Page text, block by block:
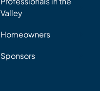
Valley
Homeowners
Sponsors